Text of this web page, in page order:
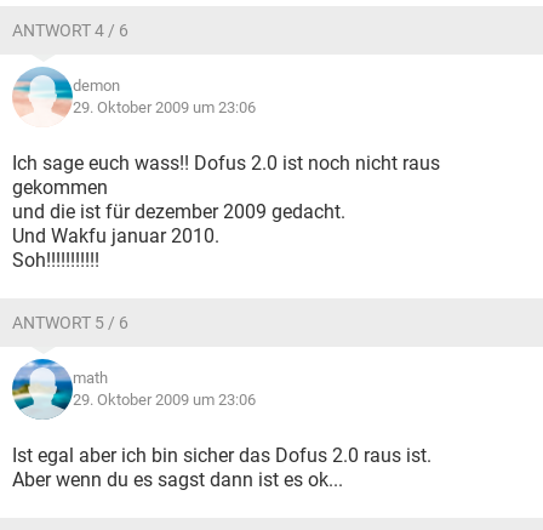
ANTWORT 4 / 6
demon
29. Oktober 2009 um 23:06
Ich sage euch wass!! Dofus 2.0 ist noch nicht raus
gekommen
und die ist für dezember 2009 gedacht.
Und Wakfu januar 2010.
Soh!!!!!!!!!!!
ANTWORT 5 / 6
math
29. Oktober 2009 um 23:06
Ist egal aber ich bin sicher das Dofus 2.0 raus ist.
Aber wenn du es sagst dann ist es ok...